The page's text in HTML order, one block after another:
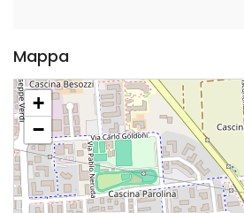
Mappa
+
−